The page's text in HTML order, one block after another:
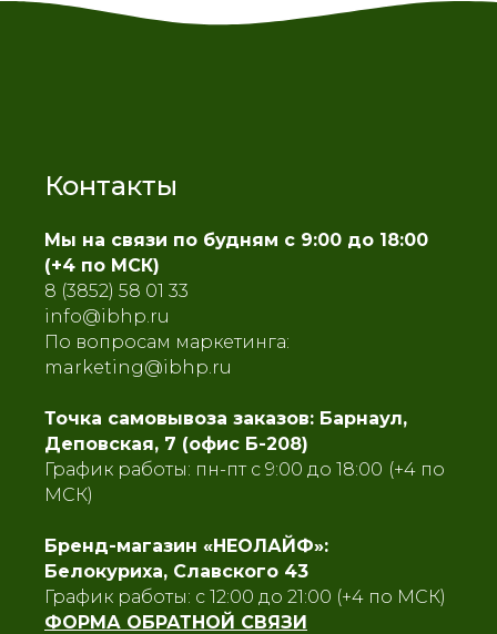
Контакты
Мы на связи по будням с 9:00 до 18:00
(+4 по МСК)
8 (3852) 58 01 33
info@ibhp.ru
По вопросам маркетинга:
marketing@ibhp.ru
Точка самовывоза заказов: Барнаул,
Деповская, 7 (офис Б-208)
График работы: пн-пт с 9:00 до 18:00 (+4 по
МСК)
Бренд-магазин «НЕОЛАЙФ»:
Белокуриха, Славского 43
График работы: с 12:00 до 21:00 (+4 по МСК)
ФОРМА ОБРАТНОЙ СВЯЗИ